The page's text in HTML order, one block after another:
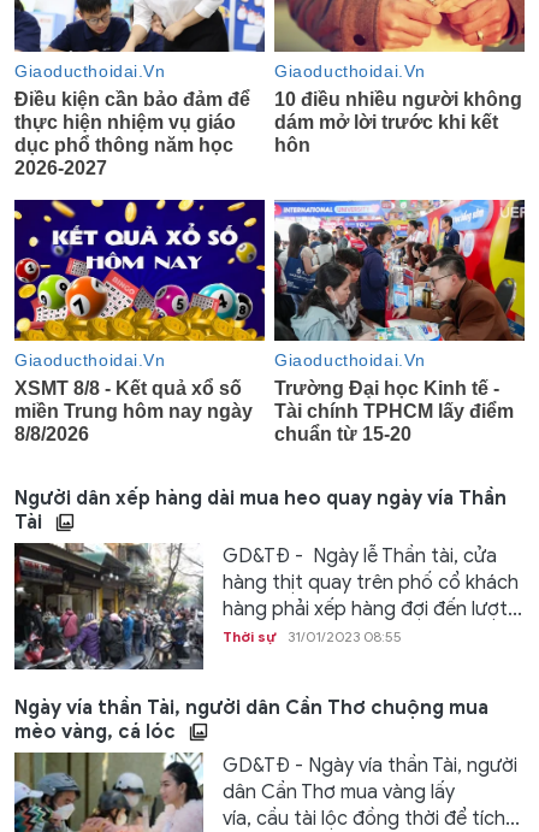
Người dân xếp hàng dài mua heo quay ngày vía Thần
Tài
GD&TĐ - Ngày lễ Thần tài, cửa
hàng thịt quay trên phố cổ khách
hàng phải xếp hàng đợi đến lượt...
Thời sự 31/01/2023 08:55
Ngày vía thần Tài, người dân Cần Thơ chuộng mua
mèo vàng, cá lóc
GD&TĐ - Ngày vía thần Tài, người
dân Cần Thơ mua vàng lấy
vía, cầu tài lộc đồng thời để tích...